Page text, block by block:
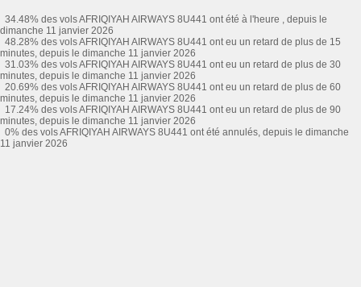
34.48% des vols AFRIQIYAH AIRWAYS 8U441 ont été à l'heure , depuis le
dimanche 11 janvier 2026
48.28% des vols AFRIQIYAH AIRWAYS 8U441 ont eu un retard de plus de 15
minutes, depuis le dimanche 11 janvier 2026
31.03% des vols AFRIQIYAH AIRWAYS 8U441 ont eu un retard de plus de 30
minutes, depuis le dimanche 11 janvier 2026
20.69% des vols AFRIQIYAH AIRWAYS 8U441 ont eu un retard de plus de 60
minutes, depuis le dimanche 11 janvier 2026
17.24% des vols AFRIQIYAH AIRWAYS 8U441 ont eu un retard de plus de 90
minutes, depuis le dimanche 11 janvier 2026
0% des vols AFRIQIYAH AIRWAYS 8U441 ont été annulés, depuis le dimanche
11 janvier 2026